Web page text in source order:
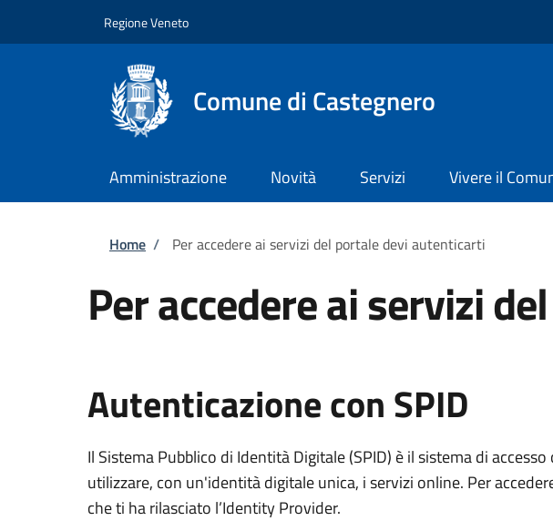
Regione Veneto
Comune di Castegnero
Amministrazione Novità Servizi Vivere il
Briciole di pane
Home / Per accedere ai servizi del portale devi autenticarti
Per accedere ai servizi
Autenticazione con SPID
Il Sistema Pubblico di Identità Digitale (SPID) è il sistema di
utilizzare, con un'identità digitale unica, i servizi online. Per
che ti ha rilasciato l’Identity Provider.